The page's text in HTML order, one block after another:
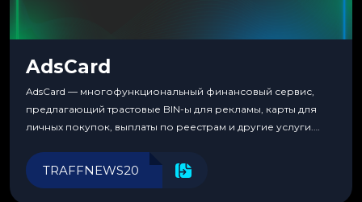
AdsCard
AdsCard — многофункциональный финансовый сервис,
предлагающий трастовые BIN-ы для рекламы, карты для
личных покупок, выплаты по реестрам и другие услуги.
инструменты для управления финансами.
TRAFFNEWS20